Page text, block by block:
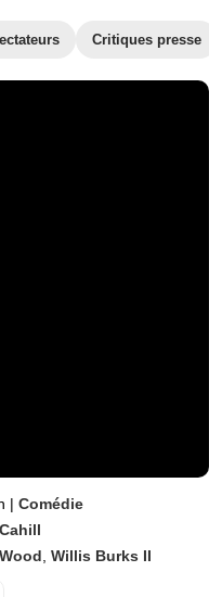
Critiques presse
| Comédie
Willis Burks II